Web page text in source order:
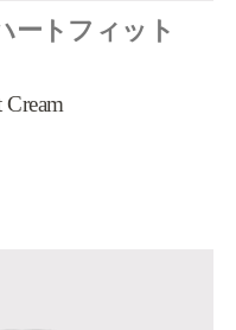
ートフィット